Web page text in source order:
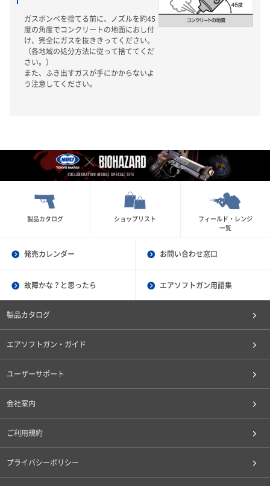
ガスボンベを捨てる前に、ノズルを約45
度の角度でコンクリートの地面におし付
け、完全にガスを抜ききってください。
（各地域の処分方法に従って捨ててくだ
さい。）
また、ふき出すガスが手にかからないよ
う注意してください。
製品カタログ ショップリスト
フィールド・レンジ
一覧
発売カレンダー お問い合わせ窓口
故障かな？と思ったら エアソフトガン用語集
製品カタログ
エアソフトガン・ガイド
ユーザーサポート
会社案内
ご利用規約
プライバシーポリシー